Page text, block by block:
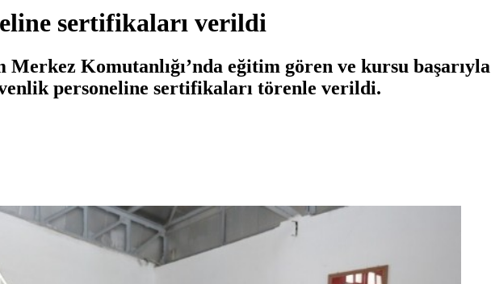
sertifikaları verildi
Komutanlığı’nda eğitim gören ve kursu
personeline sertifikaları törenle verildi.